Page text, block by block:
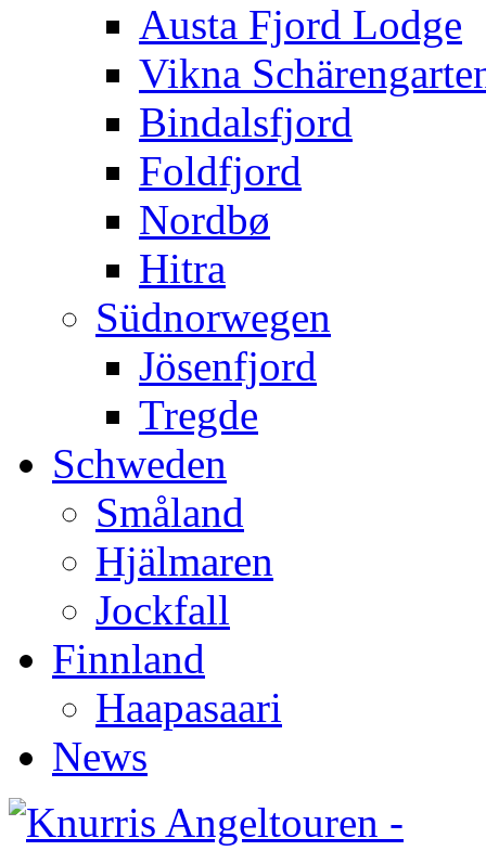
Austa Fjord Lodge
Vikna
Bindalsfjord
Foldfjord
Nordbø
Hitra
Südnorwegen
Jösenfjord
Tregde
Schweden
Småland
Hjälmaren
Jockfall
Finnland
Haapasaari
News